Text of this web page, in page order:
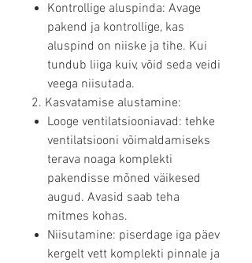
Kontrollige aluspinda: Avage
pakend ja kontrollige, kas
aluspind on niiske ja tihe. Kui
tundub liiga kuiv, võid seda veidi
veega niisutada.
2. Kasvatamise alustamine:
Looge ventilatsiooniavad: tehke
ventilatsiooni võimaldamiseks
terava noaga komplekti
pakendisse mõned väikesed
augud. Avasid saab teha
mitmes kohas.
Niisutamine: piserdage iga päev
kergelt vett komplekti pinnale ja